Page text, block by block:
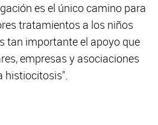
es el único camino para
tratamientos a los niños
tan importante el apoyo que
empresas y asociaciones
histiocitosis".